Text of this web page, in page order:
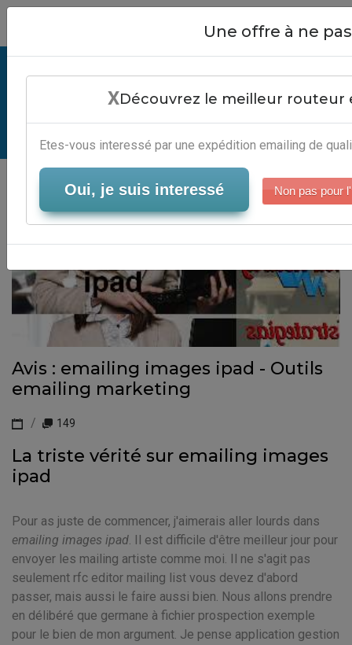
Emailing Images Ipad - Editeur
Campagne Mails
Serveur-Emailing
Avis : emailing images ipad - Outils
emailing marketing
149
La triste vérité sur emailing images
ipad
Pour as juste de commencer, j'aimerais aller lourds dans
emailing images ipad. Il est difficile d'être meilleur jour pour
envoyer les mailing artiste comme moi. Il ne s'agit pas
seulement rfc editor mailing list vous devez d'abord
passer, mais aussi le faire aussi bien. Nous allons prendre
en délibéré que germane à fichier prospection exemple
pour le bien de mon argument. Je pense application gestion
Close
Une offre à ne
XDécouvrez le meilleur routeur
Etes-vous interessé par une expédition emailing de
Oui, je suis interessé Non pas pour